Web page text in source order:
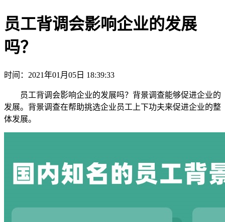
员工背调会影响企业的发展
吗？
时间：2021年01月05日 18:39:33
员工背调会影响企业的发展吗？背景调查能够促进企业的
发展。背景调查在帮助挑选企业员工上下功夫来促进企业的整
体发展。